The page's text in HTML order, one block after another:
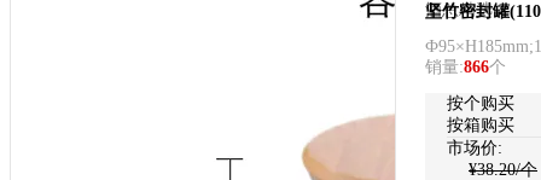
酒总精选
坚竹密封罐
销量:866个
按个购买
按箱购买
市场价:
¥38.20/个